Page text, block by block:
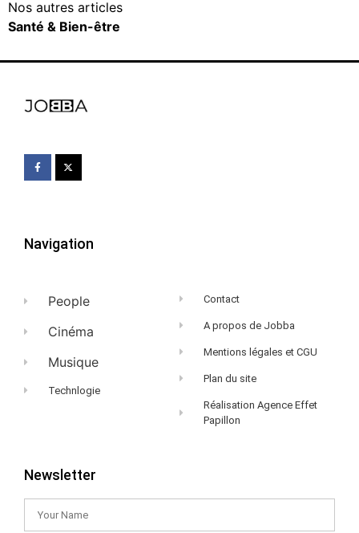
Nos autres articles
Santé & Bien-être
Navigation
People
Cinéma
Musique
Technlogie
Contact
A propos de Jobba
Mentions légales et CGU
Plan du site
Réalisation Agence Effet
Papillon
Newsletter